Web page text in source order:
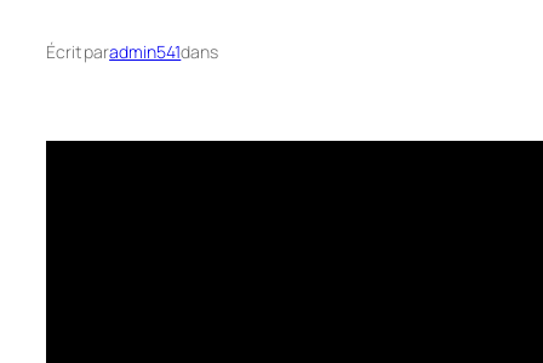
Écrit paradmin541dans